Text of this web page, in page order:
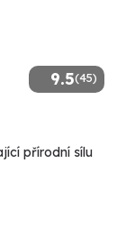
9.5(45)
přírodní sílu